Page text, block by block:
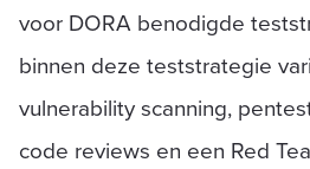
voor DORA benodigde
binnen deze teststrategie
vulnerability scanning,
code reviews en een Red